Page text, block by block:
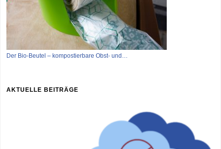
Der Bio-Beutel – kompostierbare Obst- und…
AKTUELLE BEITRÄGE